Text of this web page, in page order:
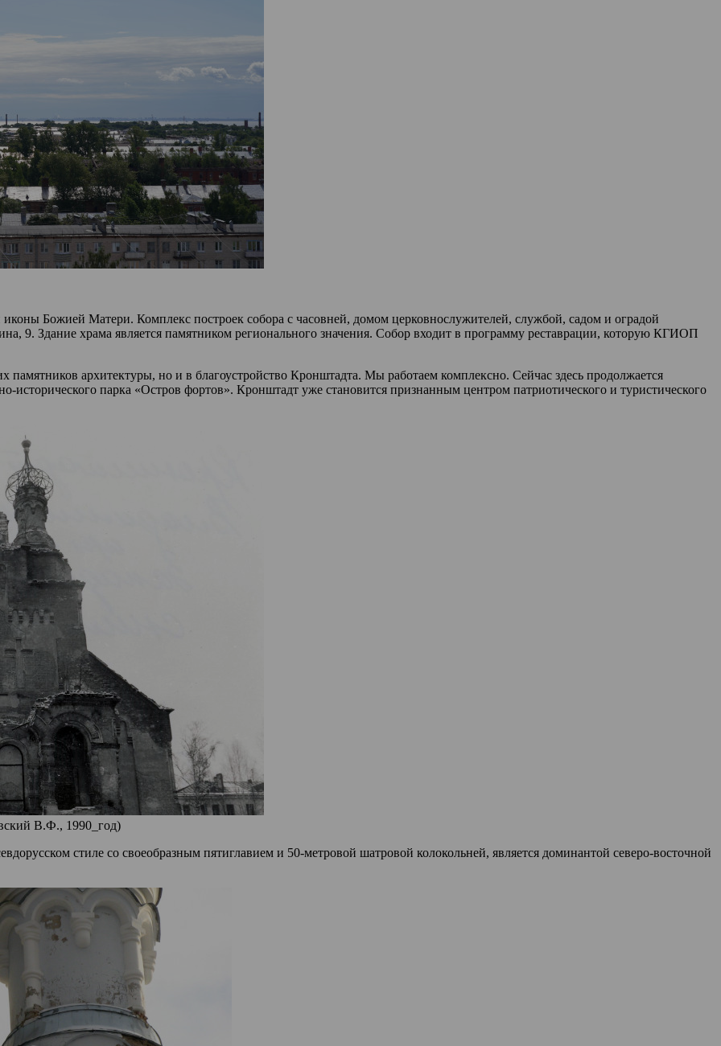
Божией Матери. Комплекс построек собора с часовней, домом церковнослужителей, службой, садом и оградой
9. Здание храма является памятником регионального значения. Собор входит в программу реставрации, которую КГИОП
памятников архитектуры, но и в благоустройство Кронштадта. Мы работаем комплексно. Сейчас здесь продолжается
исторического парка «Остров фортов». Кронштадт уже становится признанным центром патриотического и туристического
В.Ф., 1990_год)
стиле со своеобразным пятиглавием и 50-метровой шатровой колокольней, является доминантой северо-восточной